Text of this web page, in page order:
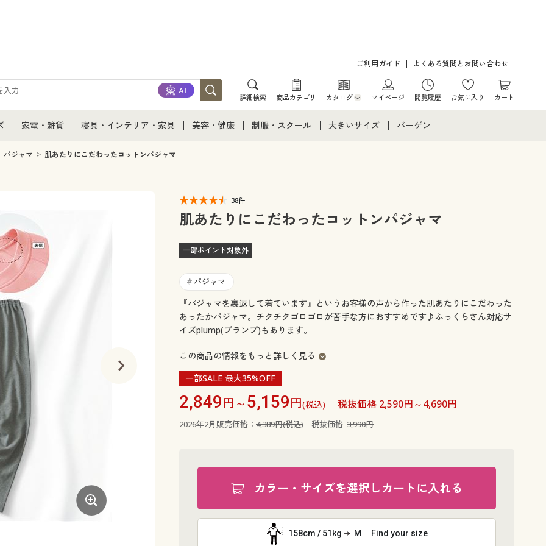
ご利用ガイド よくある質問とお問い合わせ
詳細検索 商品カテゴリ カタログ
カタログ・チラシからのご注文
マイページ 閲覧履歴 お気に入り カート
通販すべて
家電・雑貨
家電・雑貨すべて
寝具・インテリア・家具
寝具・インテリア・家具通販すべて
カーテン・ラグ・ファブリック
美容・健康 制服・スクール
ジュニア・ティーンズ下着
大きいサイズ
大きいサイズ レディース下着
バーゲン
パジャマ 肌あたりにこだわったコットンパジャマ
38件
肌あたりにこだわったコットンパジャマ
一部ポイント対象外
# パジャマ
『パジャマを裏返して着ています』というお客様の声から作った肌あたりにこだわった
あったかパジャマ。チクチクゴロゴロが苦手な方におすすめです♪ふっくらさん対応サ
イズplump(プランプ)もあります。
この商品の情報をもっと詳しく見る
一部SALE 最大35%OFF
2,849円～5,159円(税込) 税抜価格 2,590円～4,690円
2026年2月販売価格： 4,389円(税込) 税抜価格 3,990円
カラー・サイズを選択しカートに入れる
158cm / 51kg M Find your size